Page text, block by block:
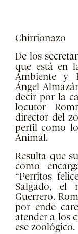
Chirrionazo
De los
que está en
Ambiente y
Ángel
decir por la
locutor
director del
perfil como
Animal.
Resulta que
como
“Perritos
Salgado, el
Guerrero.
por ende
atender a los
ese zoológico.